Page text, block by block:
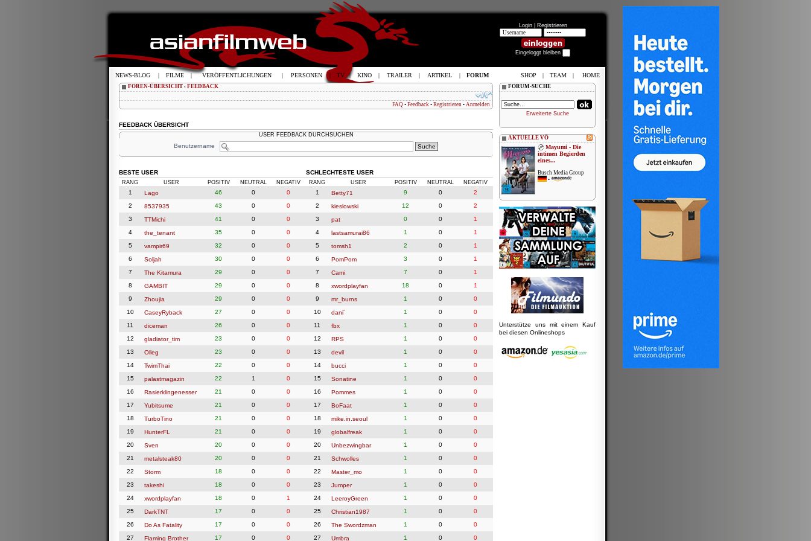
Login | Registrieren
Eingeloggt bleiben
FOREN-ÜBERSICHT ‹ FEEDBACK
FAQ • Feedback • Registrieren • Anmelden
FEEDBACK ÜBERSICHT
USER FEEDBACK DURCHSUCHEN
Benutzername
BESTE USER
RANG USER POSITIV NEUTRAL NEGATIV
1 Lago 46 0
0
2
8537935 43 0
0
3
TTMichi 41 0
0
4
the_tenant 35 0
0
5
vampir69 32 0
0
6
Soljah 30 0
0
7
The Kitamura 29 0
0
8
GAMBIT 29 0
0
9
Zhoujia 29 0
0
10
CaseyRyback 27 0
0
11
diceman 26 0
0
12
gladiator_tim 23 0
0
13
Olleg 23 0
0
14
TwimThai 22 0
0
15
palastmagazin 22 1
0
16
Rasierklingenesser 21 0
0
17
Yubitsume 21 0
0
18
TurboTino 21 0
0
19
HunterFL 21 0
0
20
Sven 20 0
0
21
metalsteak80 20 0
0
22
Storm 18 0
0
23
takeshi 18 0
0
24
xwordplayfan 18 0
1
25
DarkTNT 17 0
0
26
Do As Fatality 17 0
0
27
Flaming Brother 17 0 0
SCHLECHTESTE USER
RANG USER POSITIV NEUTRAL NEGATIV
1 Betty71 9 0
2
2
kieslowski 12 0
2
3
pat 0 0
1
4
lastsamurai86 1 0
1
5
tomsh1 2 0
1
6
PomPom 3 0
1
7
Cami 7 0
1
8
xwordplayfan 18 0
1
9
mr_burns 1 0
0
10
dani´ 1 0
0
11
fbx 1 0
0
12
RPS 1 0
0
13
devil 1 0
0
14
bucci 1 0
0
15
Sonatine 1 0
0
16
Pommes 1 0
0
17
BoFaat 1 0
0
18
mike.in.seoul 1 0
0
19
globalfreak 1 0
0
20
Unbezwingbar 1 0
0
21
Schwolles 1 0
0
22
Master_mo 1 0
0
23
Jumper 1 0
0
24
LeeroyGreen 1 0
0
25
Christian1987 1 0
0
26
The Swordzman 1 0
0
27
Umbra 1 0 0
FORUM-SUCHE
Erweiterte Suche
AKTUELLE VÖ
Mayumi - Die
intimen Begierden
eines...
Busch Media Group
•
Unterstütze uns mit einem Kauf
bei diesen Onlineshops
NEWS-BLOG | FILME | VERÖFFENTLICHUNGEN | PERSONEN | TV | KINO | TRAILER | ARTIKEL | FORUM SHOP | TEAM | HOME